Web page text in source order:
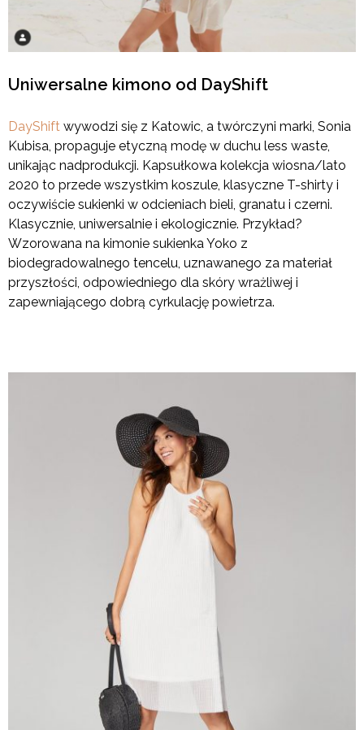
Uniwersalne kimono od DayShift
DayShift wywodzi się z Katowic, a twórczyni marki, Sonia
Kubisa, propaguje etyczną modę w duchu less waste,
unikając nadprodukcji. Kapsułkowa kolekcja wiosna/lato
2020 to przede wszystkim koszule, klasyczne T-shirty i
oczywiście sukienki w odcieniach bieli, granatu i czerni.
Klasycznie, uniwersalnie i ekologicznie. Przykład?
Wzorowana na kimonie sukienka Yoko z
biodegradowalnego tencelu, uznawanego za materiał
przyszłości, odpowiedniego dla skóry wrażliwej i
zapewniającego dobrą cyrkulację powietrza.